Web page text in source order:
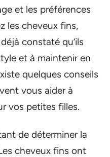
et les préférences
les cheveux fins,
constaté qu’ils
et à maintenir en
quelques conseils
vous aider à
vos petites filles.
de déterminer la
cheveux fins ont